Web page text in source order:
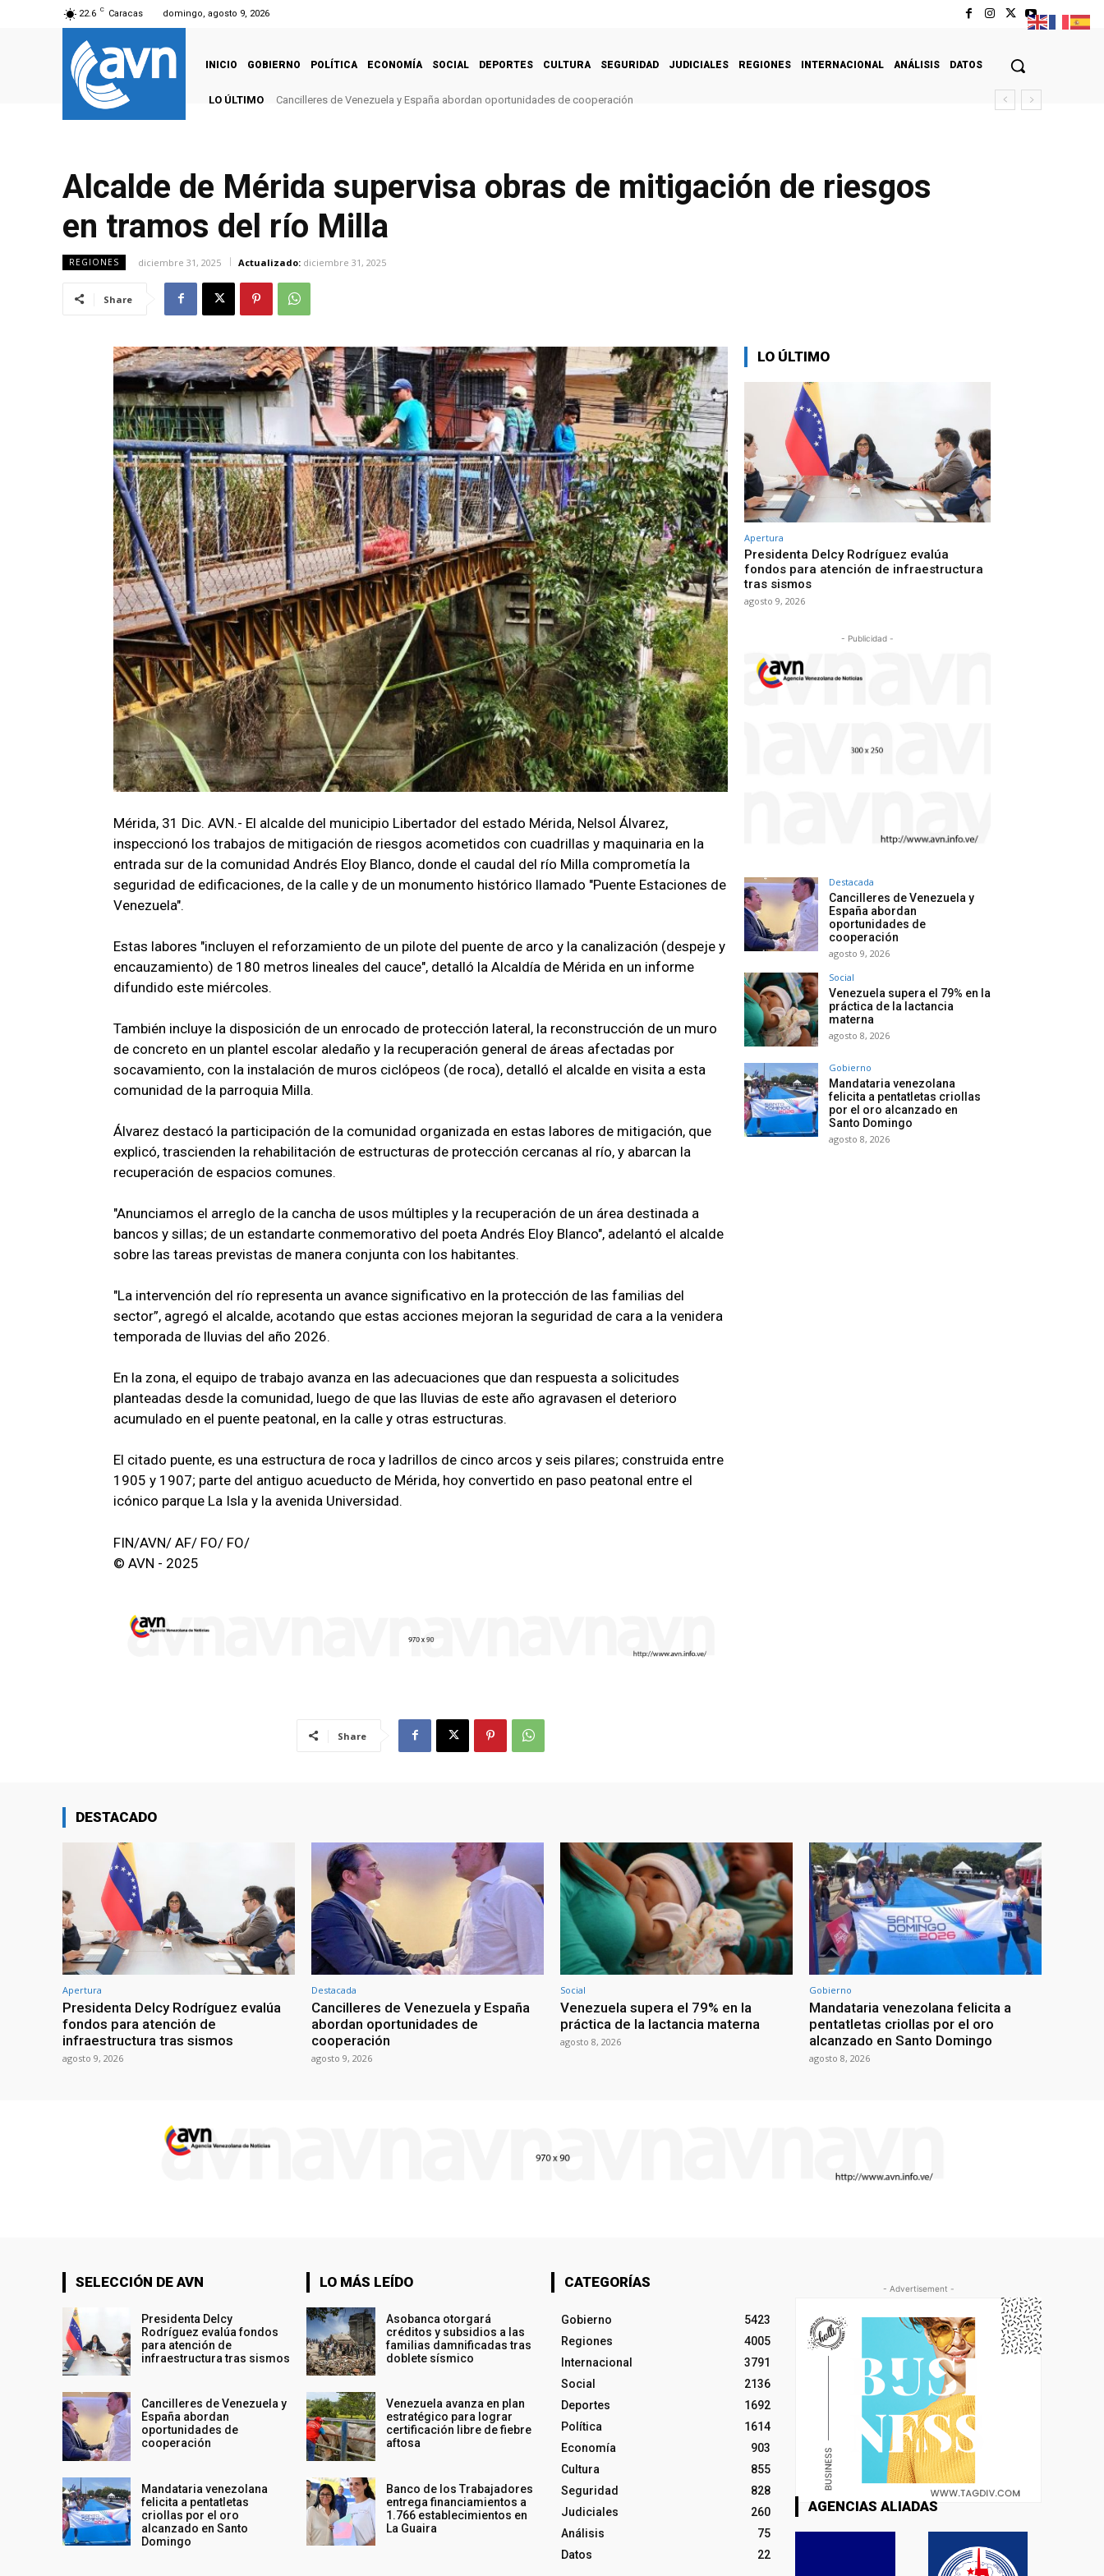
22.6 C Caracas domingo, agosto 9, 2026
INICIO GOBIERNO POLÍTICA ECONOMÍA SOCIAL DEPORTES CULTURA SEGURIDAD JUDICIALES REGIONES INTERNACIONAL ANÁLISIS DATOS
LO ÚLTIMO Cancilleres de Venezuela y España abordan oportunidades de cooperación
Alcalde de Mérida supervisa obras de mitigación de riesgos
en tramos del río Milla
REGIONES diciembre 31, 2025 Actualizado: diciembre 31, 2025
Share
Mérida, 31 Dic. AVN.- El alcalde del municipio Libertador del estado Mérida, Nelsol Álvarez,
inspeccionó los trabajos de mitigación de riesgos acometidos con cuadrillas y maquinaria en la
entrada sur de la comunidad Andrés Eloy Blanco, donde el caudal del río Milla comprometía la
seguridad de edificaciones, de la calle y de un monumento histórico llamado "Puente Estaciones de
Venezuela".
Estas labores "incluyen el reforzamiento de un pilote del puente de arco y la canalización (despeje y
encauzamiento) de 180 metros lineales del cauce", detalló la Alcaldía de Mérida en un informe
difundido este miércoles.
También incluye la disposición de un enrocado de protección lateral, la reconstrucción de un muro
de concreto en un plantel escolar aledaño y la recuperación general de áreas afectadas por
socavamiento, con la instalación de muros ciclópeos (de roca), detalló el alcalde en visita a esta
comunidad de la parroquia Milla.
Álvarez destacó la participación de la comunidad organizada en estas labores de mitigación, que
explicó, trascienden la rehabilitación de estructuras de protección cercanas al río, y abarcan la
recuperación de espacios comunes.
"Anunciamos el arreglo de la cancha de usos múltiples y la recuperación de un área destinada a
bancos y sillas; de un estandarte conmemorativo del poeta Andrés Eloy Blanco", adelantó el alcalde
sobre las tareas previstas de manera conjunta con los habitantes.
"La intervención del río representa un avance significativo en la protección de las familias del
sector”, agregó el alcalde, acotando que estas acciones mejoran la seguridad de cara a la venidera
temporada de lluvias del año 2026.
En la zona, el equipo de trabajo avanza en las adecuaciones que dan respuesta a solicitudes
planteadas desde la comunidad, luego de que las lluvias de este año agravasen el deterioro
acumulado en el puente peatonal, en la calle y otras estructuras.
El citado puente, es una estructura de roca y ladrillos de cinco arcos y seis pilares; construida entre
1905 y 1907; parte del antiguo acueducto de Mérida, hoy convertido en paso peatonal entre el
icónico parque La Isla y la avenida Universidad.
FIN/AVN/ AF/ FO/ FO/
© AVN - 2025
Share
LO ÚLTIMO
Apertura
Presidenta Delcy Rodríguez evalúa
fondos para atención de infraestructura
tras sismos
agosto 9, 2026
- Publicidad -
Destacada
Cancilleres de Venezuela y
España abordan
oportunidades de
cooperación
agosto 9, 2026
Social
Venezuela supera el 79% en la
práctica de la lactancia
materna
agosto 8, 2026
Gobierno
Mandataria venezolana
felicita a pentatletas criollas
por el oro alcanzado en
Santo Domingo
agosto 8, 2026
DESTACADO
Apertura
Presidenta Delcy Rodríguez evalúa
fondos para atención de
infraestructura tras sismos
agosto 9, 2026
Destacada
Cancilleres de Venezuela y España
abordan oportunidades de
cooperación
agosto 9, 2026
Social
Venezuela supera el 79% en la
práctica de la lactancia materna
agosto 8, 2026
Gobierno
Mandataria venezolana felicita a
pentatletas criollas por el oro
alcanzado en Santo Domingo
agosto 8, 2026
SELECCIÓN DE AVN
Presidenta Delcy
Rodríguez evalúa fondos
para atención de
infraestructura tras sismos
Cancilleres de Venezuela y
España abordan
oportunidades de
cooperación
Mandataria venezolana
felicita a pentatletas
criollas por el oro
alcanzado en Santo
Domingo
LO MÁS LEÍDO
Asobanca otorgará
créditos y subsidios a las
familias damnificadas tras
doblete sísmico
Venezuela avanza en plan
estratégico para lograr
certificación libre de fiebre
aftosa
Banco de los Trabajadores
entrega financiamientos a
1.766 establecimientos en
La Guaira
CATEGORÍAS
Gobierno
5423
Regiones
4005
Internacional
3791
Social
2136
Deportes
1692
Política
1614
Economía
903
Cultura
855
Seguridad
828
Judiciales
260
Análisis
75
Datos
22
- Advertisement -
AGENCIAS ALIADAS